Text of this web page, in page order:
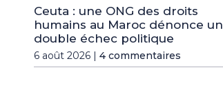
Ceuta : une ONG des droits
humains au Maroc dénonce un
double échec politique
6 août 2026 | 4 commentaires